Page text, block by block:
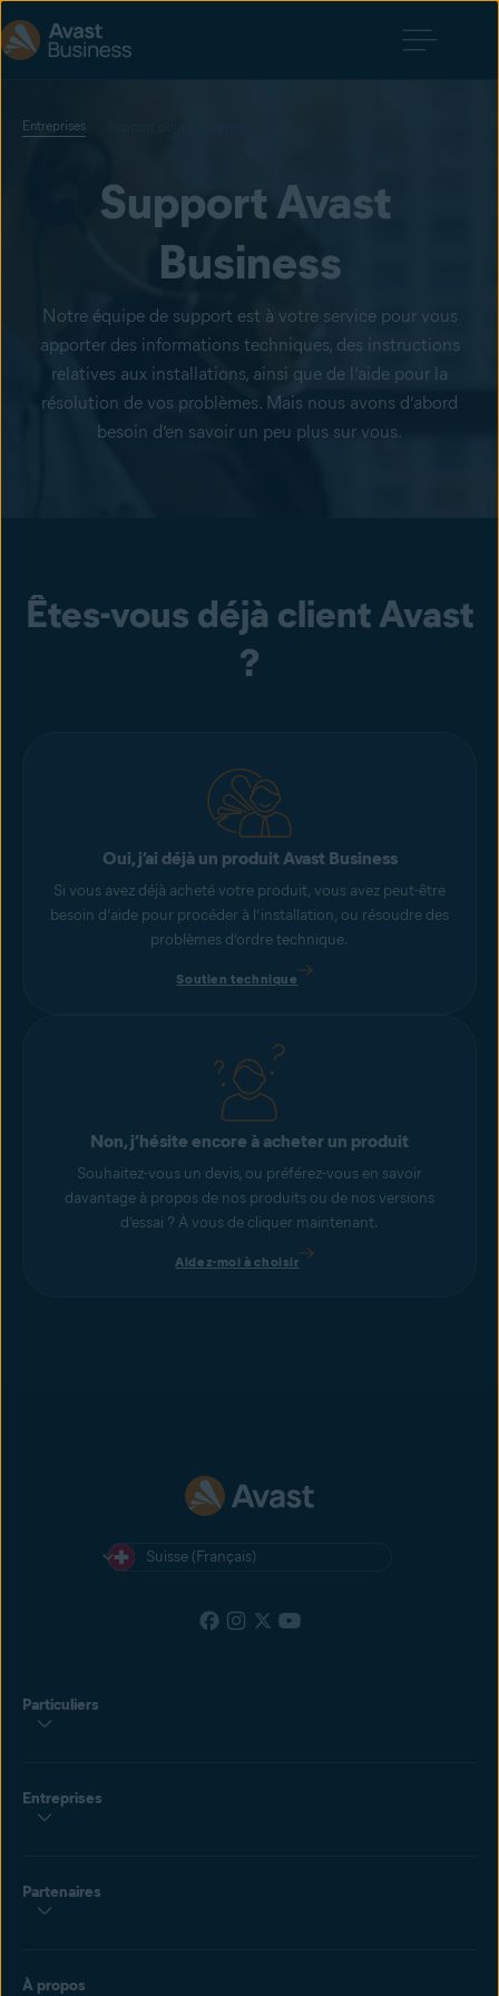
Entreprises
Support Avast
Business
Notre équipe de support est à votre service pour vous
apporter des informations techniques, des instructions
relatives aux installations, ainsi que de l’aide pour la
résolution de vos problèmes. Mais nous avons d’abord
besoin d’en savoir un peu plus sur vous.
Êtes-vous déjà client Avast
?
Oui, j’ai déjà un produit Avast Business
Si vous avez déjà acheté votre produit, vous avez peut-être
besoin d’aide pour procéder à l’installation, ou résoudre des
problèmes d’ordre technique.
Soutien technique
Non, j’hésite encore à acheter un produit
Souhaitez-vous un devis, ou préférez-vous en savoir
davantage à propos de nos produits ou de nos versions
d’essai ? À vous de cliquer maintenant.
Aidez-moi à choisir
Suisse (Français)
Particuliers
Entreprises
Partenaires
À propos